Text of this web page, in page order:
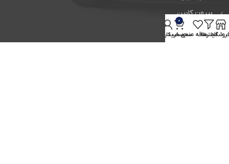
بیرون کابین
داخل موتور
فروشگاهفیلترهاعلاقه مندی
0
سبد خرید
حساب کاربری من